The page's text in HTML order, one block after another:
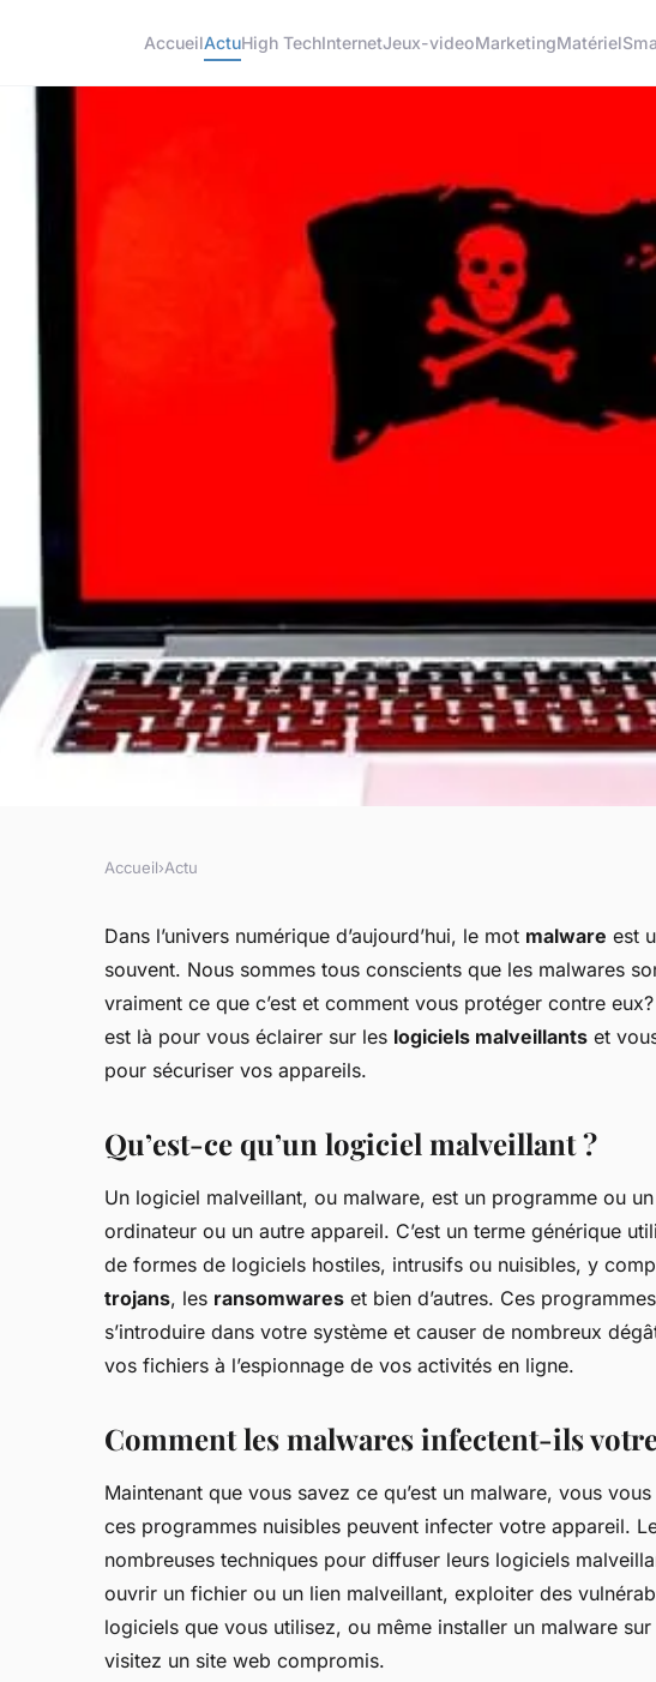
AccueilActuHigh TechInternetJeux-videoMarketingMatériel
qu'un logiciel malveillant
et comment s'en protéger
Accueil›Actu
Dans l’univers numérique d’aujourd’hui, le mot malware est
souvent. Nous sommes tous conscients que les malwares
vraiment ce que c’est et comment vous protéger contre
est là pour vous éclairer sur les logiciels malveillants et
pour sécuriser vos appareils.
Qu’est-ce qu’un logiciel malveillant ?
Un logiciel malveillant, ou malware, est un programme ou
ordinateur ou un autre appareil. C’est un terme générique
de formes de logiciels hostiles, intrusifs ou nuisibles, y
trojans, les ransomwares et bien d’autres. Ces
s’introduire dans votre système et causer de nombreux
vos fichiers à l’espionnage de vos activités en ligne.
Comment les malwares infectent-ils
Maintenant que vous savez ce qu’est un malware, vous
ces programmes nuisibles peuvent infecter votre appareil.
nombreuses techniques pour diffuser leurs logiciels
ouvrir un fichier ou un lien malveillant, exploiter des
logiciels que vous utilisez, ou même installer un malware
visitez un site web compromis.